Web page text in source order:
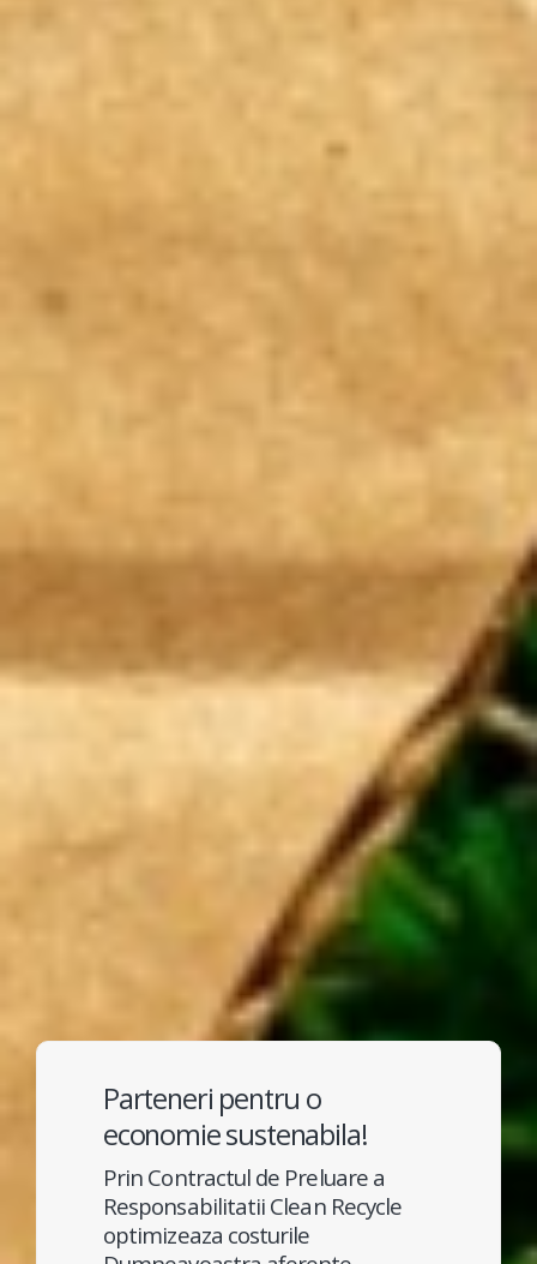
Parteneri pentru o
economie sustenabila!
Prin Contractul de Preluare a
Responsabilitatii Clean Recycle
optimizeaza costurile